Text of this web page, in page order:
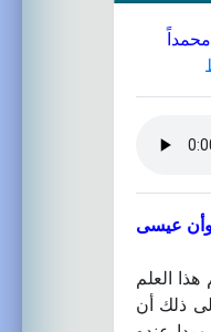
وأن عيسى
العلم
ذلك أن